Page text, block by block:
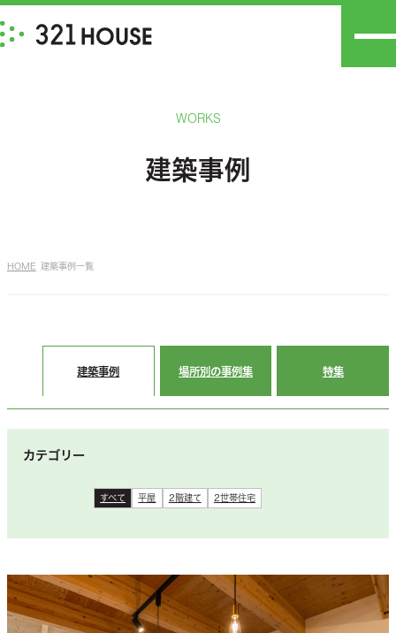
WORKS
建築事例
HOME 建築事例一覧
建築事例 場所別の事例集 特集
カテゴリー
すべて 平屋 2階建て 2世帯住宅